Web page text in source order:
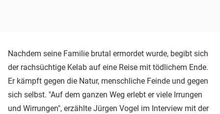
Nachdem seine Familie brutal ermordet wurde, begibt sich
der rachsüchtige Kelab auf eine Reise mit tödlichem Ende.
Er kämpft gegen die Natur, menschliche Feinde und gegen
sich selbst. "Auf dem ganzen Weg erlebt er viele Irrungen
und Wirrungen", erzählte Jürgen Vogel im Interview mit der